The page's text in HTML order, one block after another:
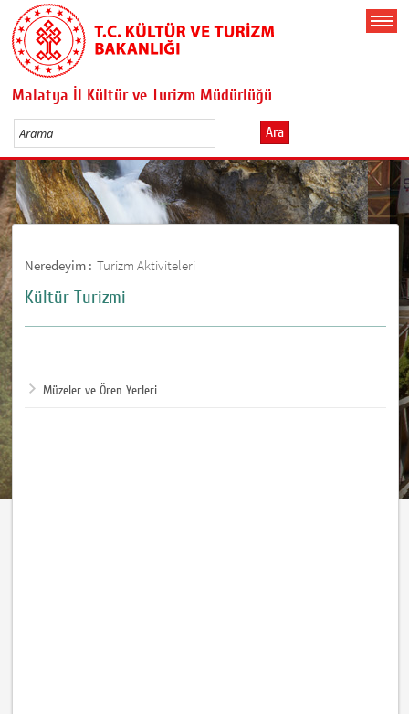
Malatya İl Kültür ve Turizm Müdürlüğü
Ara
Neredeyim : Turizm Aktiviteleri
Kültür Turizmi
Müzeler ve Ören Yerleri